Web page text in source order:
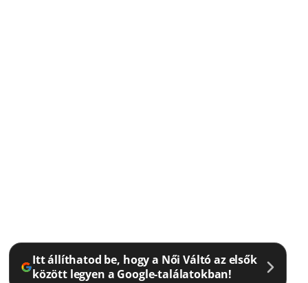
Itt állíthatod be, hogy a Női Váltó az elsők
között legyen a Google-találatokban!